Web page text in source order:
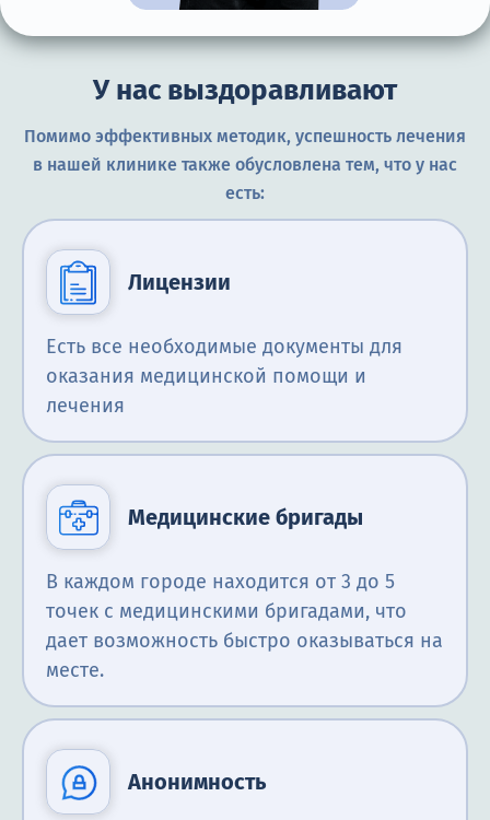
У нас выздоравливают
Помимо эффективных методик, успешность лечения
в нашей клинике также обусловлена тем, что у нас
есть:
Лицензии
Есть все необходимые документы для
оказания медицинской помощи и
лечения
Медицинские бригады
В каждом городе находится от 3 до 5
точек с медицинскими бригадами, что
дает возможность быстро оказываться на
месте.
Анонимность